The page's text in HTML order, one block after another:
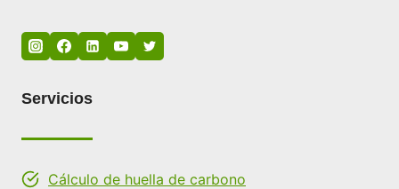
Servicios
Cálculo de huella de carbono